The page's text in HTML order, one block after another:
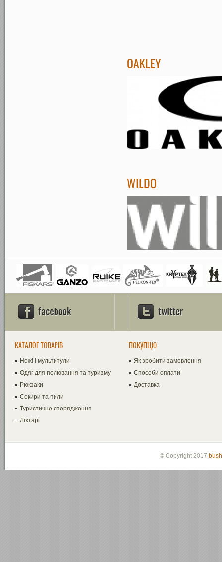
OAKLEY
WILDO
КАТАЛОГ ТОВАРІВ
Ножі і мультитули
Одяг для полювання та туризму
Рюкзаки
Сокири та пили
Туристичне спорядження
Ліхтарі
ПОКУПЦЮ
Як зробити замовлення
Способи оплати
Доставка
© Copyright 2017